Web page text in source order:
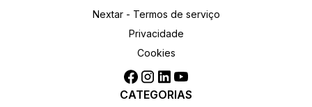
Nextar - Termos de serviço
Privacidade
Cookies
CATEGORIAS